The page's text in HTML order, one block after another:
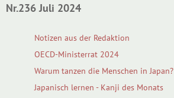
Nr.236 Juli 2024
Notizen aus der Redaktion
OECD-Ministerrat 2024
Warum tanzen die Menschen in Japan?
Japanisch lernen - Kanji des Monats